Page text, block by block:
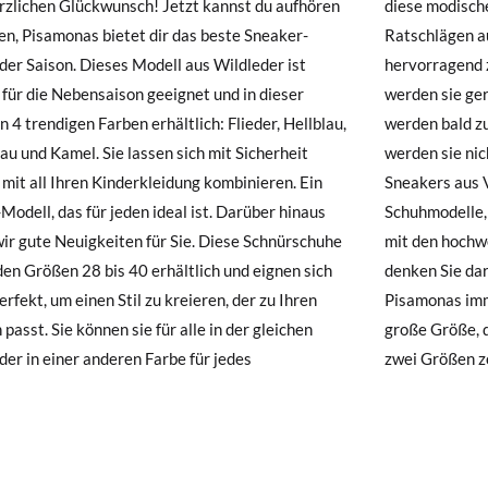
Glückwunsch! Jetzt kannst du aufhören
Pisamonas bietet dir das beste Sneaker-
Saison. Dieses Modell aus Wildleder ist
die Nebensaison geeignet und in dieser
4 trendigen Farben erhältlich: Flieder, Hellblau,
und Kamel. Sie lassen sich mit Sicherheit
all Ihren Kinderkleidung kombinieren. Ein
das für jeden ideal ist. Darüber hinaus
gute Neuigkeiten für Sie. Diese Schnürschuhe
Größen 28 bis 40 erhältlich und eignen sich
um einen Stil zu kreieren, der zu Ihren
passt. Sie können sie für alle in der gleichen
in einer anderen Farbe für jedes
Sneaker zu reinigen, wenn Sie den
auf unserem Blog folgen. Sie passen
zu Hosen oder Röcken und Ihre Kinder
gerne tragen, weil sie super bequem sind. Sie
bald zu ihren Lieblingssneakers werden, sie
nicht die ganze Saison über ausziehen. Diese
aus Veloursleder wurden, wie alle
die Sie in Pisamonas anbieten, in Spanien
hochwertigsten Materialien hergestellt. Und
Sie daran, dass Umtausch und Rückgabe in
immer kostenlos sind. Dieses Modell ist eine
daher empfehlen wir, wenn Sie zwischen
zwei Größen
Schuhe ankommen und nicht ganz Ihren Vorstellungen
beantragen.
ein Kundenkonto haben, loggen Sie sich einfach ein, um den
Sie bitte unsereRuecksendungund geben Sie Ihre
ein. Ein Rücksendeetikett wird Ihnen dann automatisch an Ihr
Artikel umzutauschen, senden Sie bitte Ihr ursprüngliches Paar
einer Postfiliale zurück und geben Sie eine neue Bestellung für
Stil auf.
28 29 30 31 32 34 35
17,7 18,4 19,0 19,7 20,4 21,7 22,4